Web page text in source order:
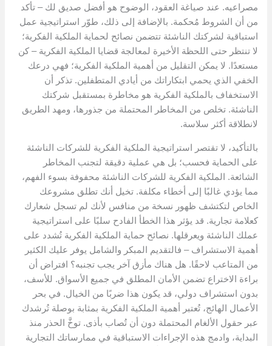
مصراعيه. عند صياغة العقود، الوضوح هو أفضل صديق لك – تأكد
من أن الشروط مُحكمة. بالإضافة إلى ذلك، طوّر استراتيجية عمل
استباقية لشركتك الناشئة تتضمن نصائح لحماية الملكية الفكرية؛
لا تنتظر حتى اللحظة الأخيرة لمعالجة قضايا الملكية الفكرية – كن
مستعدًا. لا يمكن التقليل من أهمية الملكية الفكرية؛ فهي درعك
الخفي الذي يحمي ابتكاراتك من أيادي المتطفلين. تذكر أن
الاستخفاف بالملكية الفكرية هو مخاطرة بمستقبل شركتك
الناشئة. تخلص من المخاطر المحتملة من جذورها، ومهد الطريق
لانطلاقة أكثر سلاسة.
بالتأكيد، لا تقتصر استراتيجية الملكية الفكرية للشركات الناشئة
على الحماية فحسب؛ بل هي عملية دقيقة لتجنب المخاطر
الشائعة. الملكية الفكرية للشركات الناشئة محفوفة بسوء الفهم،
مما يؤدي غالبًا إلى أخطاء مكلفة. تخيل أنك تطلق مشروعك
الخاص لتكتشف ظهور نسخة من منافس لأنك لم تسجل شعارك
كعلامة تجارية. قد يؤثر هذا الخطأ الفادح سلبًا على استراتيجية
عملك الناشئة ويعرقلها. نصائح حماية الملكية الفكرية تُشدد على
أهمية الاستشراف – فالتقديم المبكر والشامل يوفر عليك الكثير
من المتاعب لاحقًا. هل هناك مأزق آخر يجب تجنبه؟ افتراض أن
براءة الاختراع تضمن الأمان المطلق في جميع الأسواق. للأسف،
بدون استشراف دولي، قد يكون هذا ضربًا من الخيال. في بحر
الأعمال الهائج، تُعتبر أهمية الملكية الفكرية بمثابة بوصلة تُرشدك
عبر حقول الألغام المحتملة دون أن تُصاب بأذى. توخَّ الحذر منذ
البداية، وادمج هذه الإجراءات الاستباقية في ممارساتك التجارية